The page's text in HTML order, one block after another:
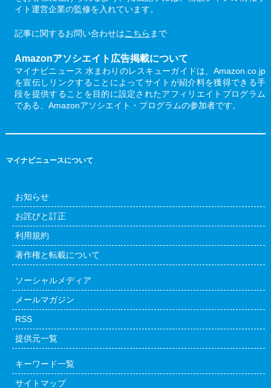
イト運営企業の監修を入れています。
記事に関するお問い合わせはこちら まで
Amazonアソシエイト広告掲載について
マイナビニュース 水まわりのレスキューガイドは、Amazon.co.jp
を宣伝しリンクすることによってサイトが紹介料を獲得できる手
段を提供することを目的に設定されたアフィリエイトプログラム
である、Amazonアソシエイト・プログラムの参加者です。
マイナビニュースについて
お知らせ
お詫びと訂正
利用規約
著作権と転載について
ソーシャルメディア
メールマガジン
RSS
提供元一覧
キーワード一覧
サイトマップ